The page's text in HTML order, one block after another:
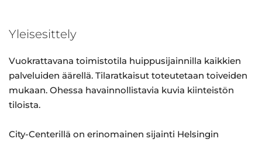
Yleisesittely
Vuokrattavana toimistotila huippusijainnilla kaikkien
palveluiden äärellä. Tilaratkaisut toteutetaan toiveiden
mukaan. Ohessa havainnollistavia kuvia kiinteistön
tiloista.
City-Centerillä on erinomainen sijainti Helsingin